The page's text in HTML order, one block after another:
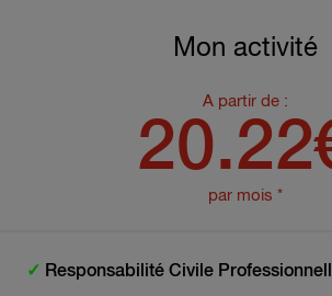
Mon activité
A partir de :
par mois *
✓ Responsabilité Civile